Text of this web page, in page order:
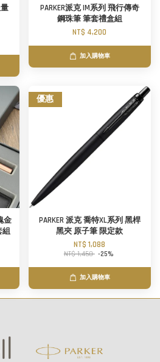
PARKER派克 IM系列 飛行傳奇
鋼珠筆 筆套禮盒組
NT$ 4,200
加入購物車
金
組
優惠
PARKER 派克 喬特XL系列 黑桿
黑夾 原子筆 限定款
NT$ 1,088
NT$ 1,450 -25%
加入購物車